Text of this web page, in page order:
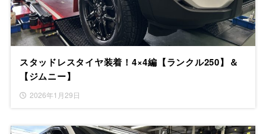
スタッドレスタイヤ装着！4×4編【ランクル250】＆
【ジムニー】
2026年1月29日